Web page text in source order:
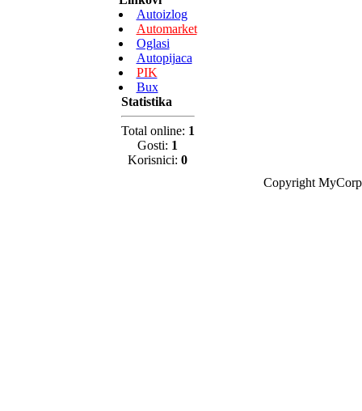
Autoizlog
Automarket
Oglasi
Autopijaca
PIK
Bux
Statistika
Total online: 1
Gosti: 1
Korisnici: 0
Copyright